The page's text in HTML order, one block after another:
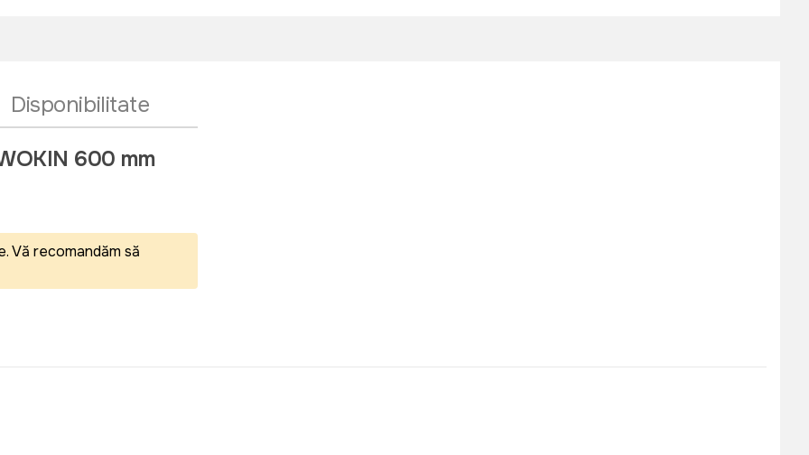
Disponibilitate
600 mm
Vă recomandăm să